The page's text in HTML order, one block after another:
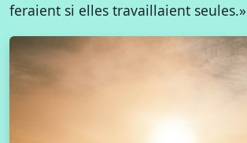
feraient si elles travaillaient seules.»